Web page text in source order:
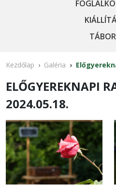
Kezdőlap Galéria
ELŐGYEREKNAPI
2024.05.18.